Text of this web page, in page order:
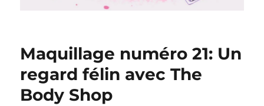
Maquillage numéro 21: Un
regard félin avec The
Body Shop